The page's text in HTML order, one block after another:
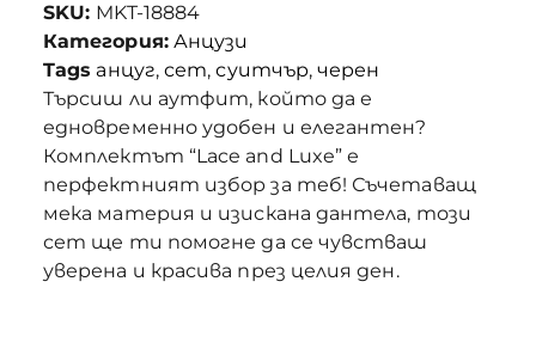
SKU: MKT-18884
Категория: Анцузи
Tags анцуг, сет,суитчър,черен
Търсиш ли аутфит, който да е
едновременно удобен и елегантен?
Комплектът “Lace and Luxe” е
перфектният избор за теб! Съчетаващ
мека материя и изискана дантела, този
сет ще ти помогне да се чувстваш
уверена и красива през целия ден.